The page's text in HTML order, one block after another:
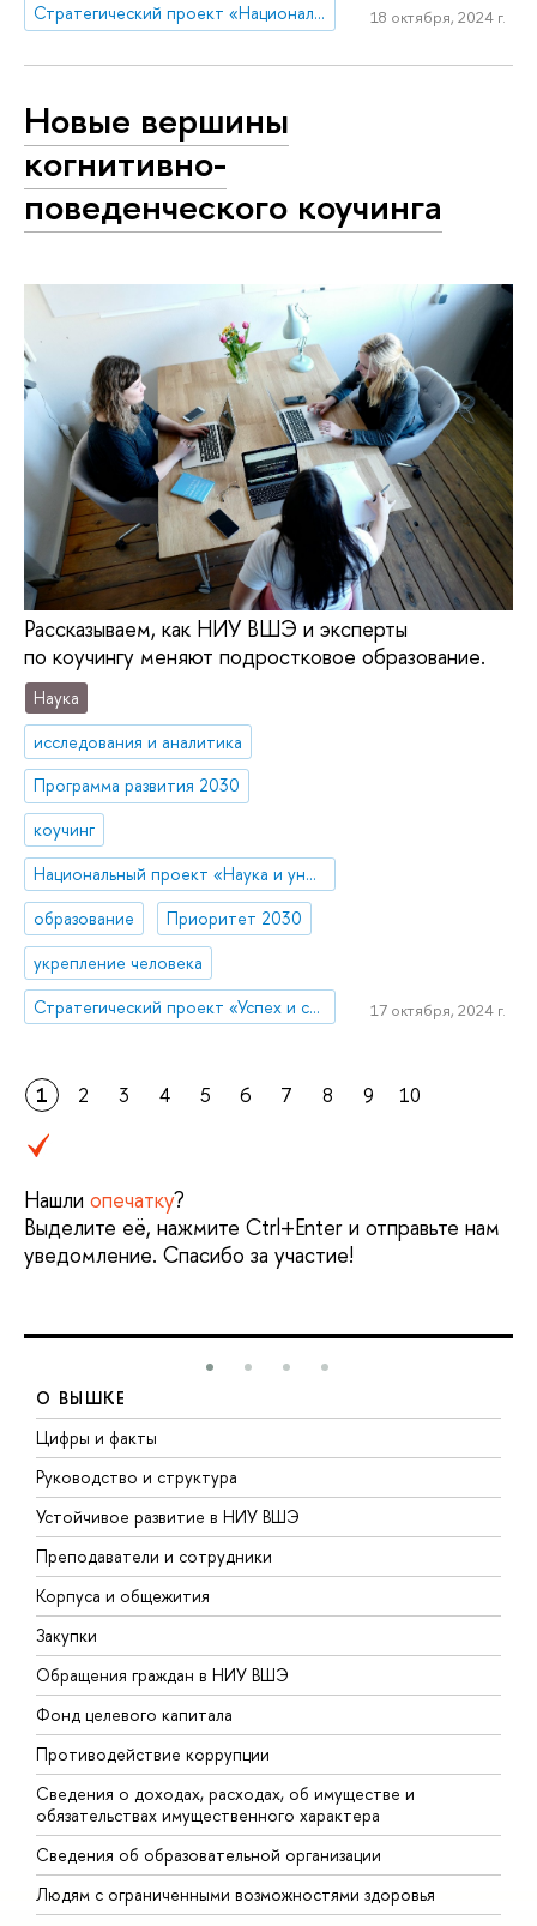
Стратегический проект «Национальный центр научно-технологического и социально-экономического прогнозирования»
18 октября, 2024 г.
Новые вершины
когнитивно-
поведенческого коучинга
Рассказываем, как НИУ ВШЭ и эксперты
по коучингу меняют подростковое образование.
Наука
исследования и аналитика
Программа развития 2030
коучинг
Национальный проект «Наука и университеты»
образование
Приоритет 2030
укрепление человека
Стратегический проект «Успех и самостоятельность человека в меняющемся мире»
17 октября, 2024 г.
1 2 3 4 5 6 7 8 9 10
Нашли опечатку?
Выделите её, нажмите Ctrl+Enter и отправьте нам
уведомление. Спасибо за участие!
О ВЫШКЕ
Цифры и факты
Руководство и структура
Устойчивое развитие в НИУ ВШЭ
Преподаватели и сотрудники
Корпуса и общежития
Закупки
Обращения граждан в НИУ ВШЭ
Фонд целевого капитала
Противодействие коррупции
Сведения о доходах, расходах, об имуществе и
обязательствах имущественного характера
Сведения об образовательной организации
Людям с ограниченными возможностями здоровья